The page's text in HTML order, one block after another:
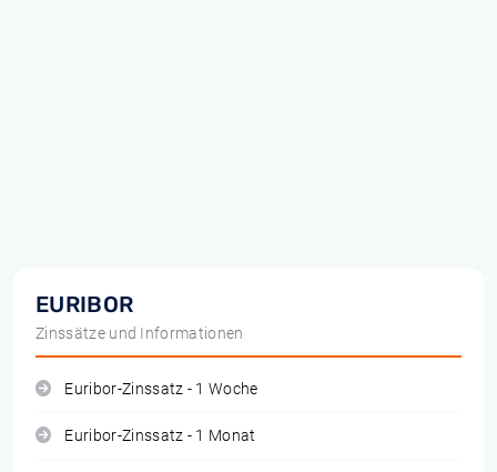
EURIBOR
Zinssätze und Informationen
Euribor-Zinssatz - 1 Woche
Euribor-Zinssatz - 1 Monat